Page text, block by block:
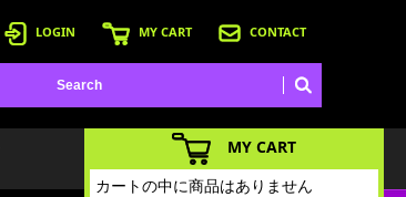
LOGIN MY CART CONTACT
MY CART
カートの中に商品はありません